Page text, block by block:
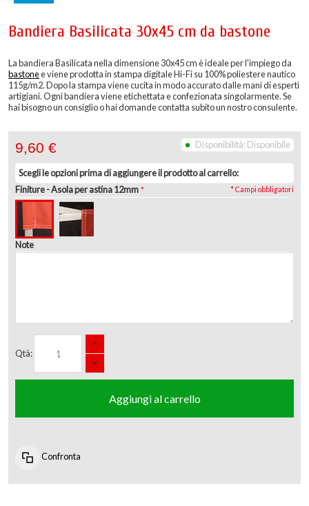
Bandiera Basilicata 30x45 cm da bastone
La bandiera Basilicata nella dimensione 30x45 cm è ideale per l'impiego da
bastonee viene prodotta in stampa digitale Hi-Fi su 100% poliestere nautico
115g/m2. Dopo la stampa viene cucita in modo accurato dalle mani di esperti
artigiani. Ogni bandiera viene etichettata e confezionata singolarmente. Se
hai bisogno un consiglio o hai domande contatta subito un nostro consulente.
Disponibilità: Disponibile
9,60 €
Scegli le opzioni prima di aggiungere il prodotto al carrello:
Finiture- Asola per astina 12mm
Note
* Campi obbligatori
Qtà:
Aggiungi al carrello
Confronta